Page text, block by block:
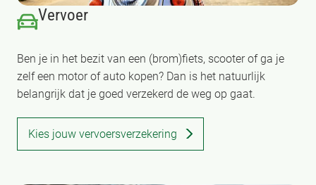
Vervoer
Ben je in het bezit van een (brom)fiets, scooter of ga je
zelf een motor of auto kopen? Dan is het natuurlijk
belangrijk dat je goed verzekerd de weg op gaat.
Kies jouw vervoersverzekering